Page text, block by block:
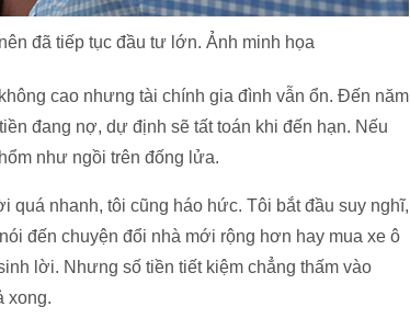
đã tiếp tục đầu tư lớn. Ảnh minh họa
cao nhưng tài chính gia đình vẫn ổn. Đến năm
đang nợ, dự định sẽ tất toán khi đến hạn. Nếu
như ngồi trên đống lửa.
quá nhanh, tôi cũng háo hức. Tôi bắt đầu suy nghĩ,
đến chuyện đổi nhà mới rộng hơn hay mua xe ô
lời. Nhưng số tiền tiết kiệm chẳng thấm vào
xong.